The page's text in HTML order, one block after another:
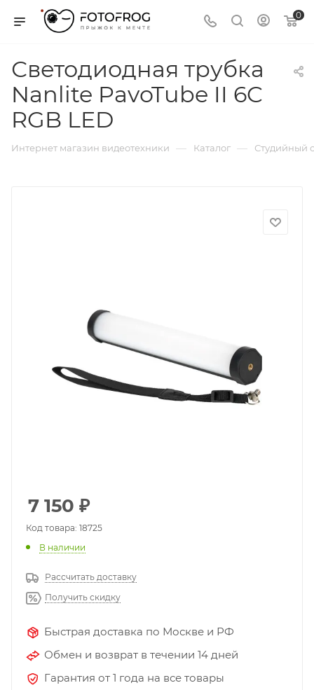
0
Светодиодная трубка
Nanlite PavoTube II 6C
RGB LED
Интернет магазин видеотехники — Каталог — Студийный
7 150 ₽
Код товара: 18725
В наличии
Рассчитать доставку
Получить скидку
Быстрая доставка по Москве и РФ
Обмен и возврат в течении 14 дней
Гарантия от 1 года на все товары